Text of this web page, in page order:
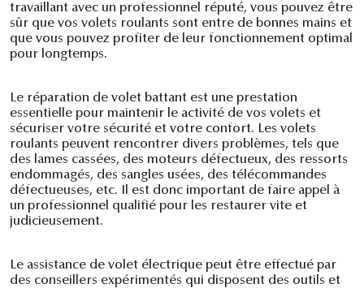
travaillant avec un professionnel réputé, vous pouvez être
sûr que vos volets roulants sont entre de bonnes mains et
que vous pouvez profiter de leur fonctionnement optimal
pour longtemps.
Le réparation de volet battant est une prestation
essentielle pour maintenir le activité de vos volets et
sécuriser votre sécurité et votre confort. Les volets
roulants peuvent rencontrer divers problèmes, tels que
des lames cassées, des moteurs défectueux, des ressorts
endommagés, des sangles usées, des télécommandes
défectueuses, etc. Il est donc important de faire appel à
un professionnel qualifié pour les restaurer vite et
judicieusement.
Le assistance de volet électrique peut être effectué par
des conseillers expérimentés qui disposent des outils et